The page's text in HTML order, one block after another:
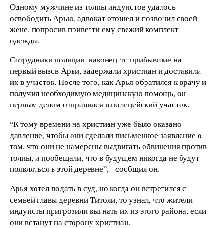
Одному мужчине из толпы индуистов удалось
освободить Арью, адвокат отошел и позвонил своей
жене, попросив привезти ему свежий комплект
одежды.
Сотрудники полиции, наконец-то прибывшие на
первый вызов Арьи, задержали христиан и доставили
их в участок. После того, как Арья обратился к врачу и
получил необходимую медицинскую помощь, он
первым делом отправился в полицейский участок.
“К тому времени на христиан уже было оказано
давление, чтобы они сделали письменное заявление о
том, что они не намерены выдвигать обвинения против
толпы, и пообещали, что в будущем никогда не будут
появляться в этой деревне”, - сообщил он.
Арья хотел подать в суд, но когда он встретился с
семьей главы деревни Титоли, то узнал, что жители-
индуисты пригрозили выгнать их из этого района, если
они встанут на сторону христиан.